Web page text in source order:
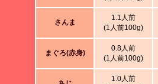
さんま
1.1人前
(1人前100g)
まぐろ(赤身)
0.8人前
(1人前100g)
1.0人前